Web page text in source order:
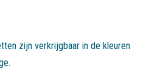
zijn verkrijgbaar in de kleuren